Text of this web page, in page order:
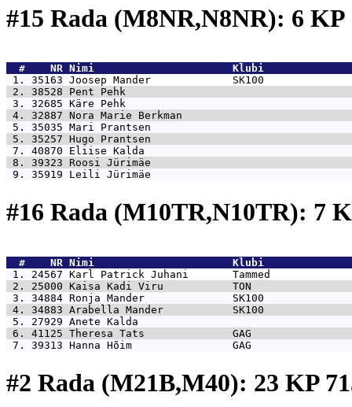
#15 Rada (M8NR,N8NR): 6
  #    NR
Nimi                      Klubi
1. 35163 Joosep Mander             SK100
2. 38528 Pent Pehk
3. 32685 Käre Pehk
4. 32887 Nora Marie Berkman
5. 35035 Mari Prantsen
5. 35257 Hugo Prantsen
7. 40870 Eliise Kalda
8. 39323 Roosi Jürimäe
9. 35919 Leili Jürimäe
#16 Rada (M10TR,N10TR): 7
  #    NR
Nimi                      Klubi
1. 24567 Karl Patrick Juhani       Tammed
2. 25000 Kaisa Kadi Viru           TON
3. 34884 Ronja Mander              SK100
4. 34883 Arabella Mander           SK100
5. 27929 Anete Kalda
6. 41125 Theresa Tats              GAG
7. 39313 Hanna Hõim                GAG
#2 Rada (M21B,M40): 23 KP